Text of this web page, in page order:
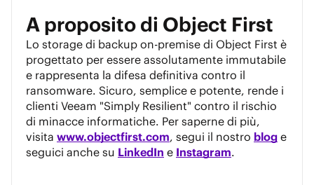
A proposito di Object First
Lo storage di backup on-premise di Object First è
progettato per essere assolutamente immutabile
e rappresenta la difesa definitiva contro il
ransomware. Sicuro, semplice e potente, rende i
clienti Veeam "Simply Resilient" contro il rischio
di minacce informatiche. Per saperne di più,
visita www.objectfirst.com, segui il nostro blog e
seguici anche su LinkedIn e Instagram.